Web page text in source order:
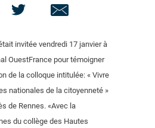
invitée vendredi 17 janvier à
OuestFrance pour témoigner
de la colloque intitulée: « Vivre
nationales de la citoyenneté »
de Rennes. «Avec la
du collège des Hautes